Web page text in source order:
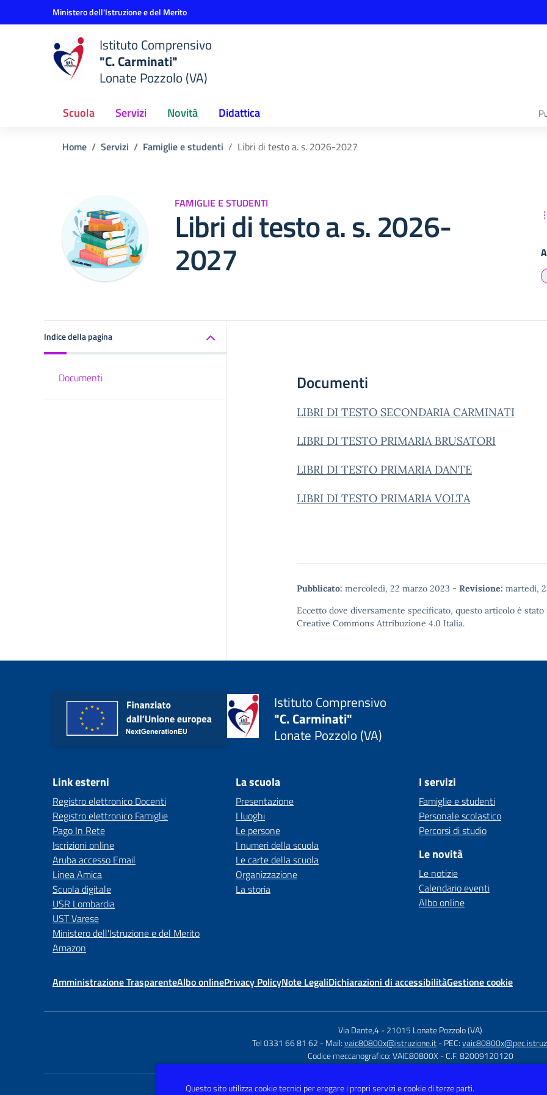
Vai ai contenuti
Vai al menu di navigazioneMinistero dell'Istruzione e del Merito
Istituto Comprensivo
"C. Carminati"
Lonate Pozzolo (VA)
Scuola Servizi Novità Didattica
Home Servizi Famiglie e studenti Libri di testo a. s. 2026-2027
FAMIGLIE E STUDENTI
Libri di testo a. s. 2026-
2027
Indice della pagina
Documenti Documenti
LIBRI DI TESTO SECONDARIA CARMINATI
LIBRI DI TESTO PRIMARIA BRUSATORI
LIBRI DI TESTO PRIMARIA DANTE
LIBRI DI TESTO PRIMARIA VOLTA
Pubblicato: mercoledì, 22 marzo 2023 - Revisione: martedì,
Eccetto dove diversamente specificato, questo articolo è
Creative Commons Attribuzione 4.0 Italia.
Istituto Comprensivo
"C. Carminati"
Lonate Pozzolo (VA)
Link esterni
Registro elettronico Docenti
Registro elettronico Famiglie
Pago In Rete
Iscrizioni online
Aruba accesso Email
Linea Amica
Scuola digitale
USR Lombardia
UST Varese
Ministero dell'Istruzione e del Merito
Amazon
La scuola
Presentazione
I luoghi
Le persone
I numeri della scuola
Le carte della scuola
Organizzazione
La storia
I servizi
Famiglie e studenti
Personale scolastico
Percorsi di studio
Le novità
Le notizie
Calendario eventi
Albo online
Amministrazione TrasparenteAlbo onlinePrivacy PolicyNote LegaliDichiarazioni di accessibilitàGestione cookie
Via Dante,4-21015 Lonate Pozzolo (VA)
Tel 0331 66 81 62 - Mail:vaic80800x@istruzione.it- PEC:
Codice meccanografico: VAIC80800X - C.F. 82009120120
Questo sito utilizza cookie tecnici per erogare i propri servizi e cookie di terze parti.